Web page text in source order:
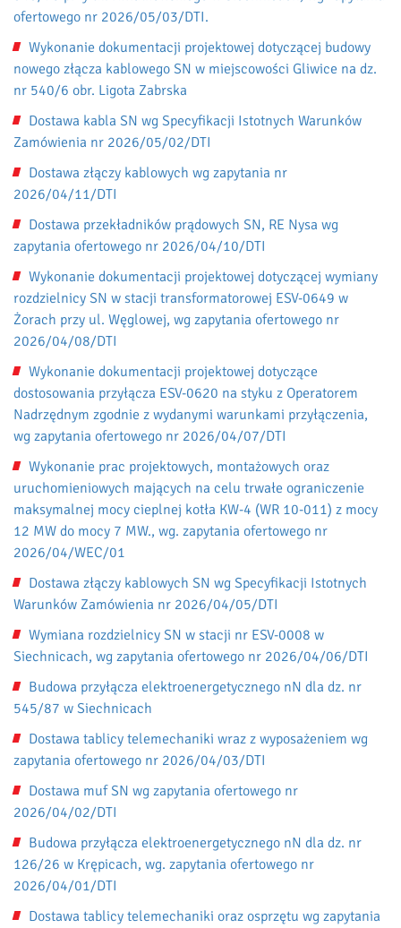
ofertowego nr 2026/05/03/DTI.
Wykonanie dokumentacji projektowej dotyczącej budowy
nowego złącza kablowego SN w miejscowości Gliwice na dz.
nr 540/6 obr. Ligota Zabrska
Dostawa kabla SN wg Specyfikacji Istotnych Warunków
Zamówienia nr 2026/05/02/DTI
Dostawa złączy kablowych wg zapytania nr
2026/04/11/DTI
Dostawa przekładników prądowych SN, RE Nysa wg
zapytania ofertowego nr 2026/04/10/DTI
Wykonanie dokumentacji projektowej dotyczącej wymiany
rozdzielnicy SN w stacji transformatorowej ESV-0649 w
Żorach przy ul. Węglowej, wg zapytania ofertowego nr
2026/04/08/DTI
Wykonanie dokumentacji projektowej dotyczące
dostosowania przyłącza ESV-0620 na styku z Operatorem
Nadrzędnym zgodnie z wydanymi warunkami przyłączenia,
wg zapytania ofertowego nr 2026/04/07/DTI
Wykonanie prac projektowych, montażowych oraz
uruchomieniowych mających na celu trwałe ograniczenie
maksymalnej mocy cieplnej kotła KW-4 (WR 10-011) z mocy
12 MW do mocy 7 MW., wg. zapytania ofertowego nr
2026/04/WEC/01
Dostawa złączy kablowych SN wg Specyfikacji Istotnych
Warunków Zamówienia nr 2026/04/05/DTI
Wymiana rozdzielnicy SN w stacji nr ESV-0008 w
Siechnicach, wg zapytania ofertowego nr 2026/04/06/DTI
Budowa przyłącza elektroenergetycznego nN dla dz. nr
545/87 w Siechnicach
Dostawa tablicy telemechaniki wraz z wyposażeniem wg
zapytania ofertowego nr 2026/04/03/DTI
Dostawa muf SN wg zapytania ofertowego nr
2026/04/02/DTI
Budowa przyłącza elektroenergetycznego nN dla dz. nr
126/26 w Krępicach, wg. zapytania ofertowego nr
2026/04/01/DTI
Dostawa tablicy telemechaniki oraz osprzętu wg zapytania